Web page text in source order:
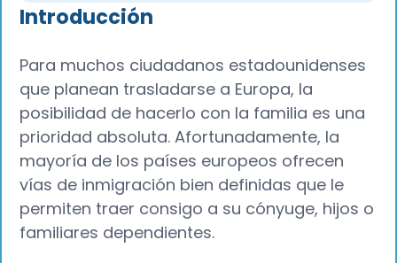
Introducción
Para muchos ciudadanos estadounidenses
que planean trasladarse a Europa, la
posibilidad de hacerlo con la familia es una
prioridad absoluta. Afortunadamente, la
mayoría de los países europeos ofrecen
vías de inmigración bien definidas que le
permiten traer consigo a su cónyuge, hijos o
familiares dependientes.